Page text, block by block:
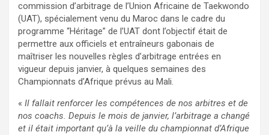
commission d’arbitrage de l’Union Africaine de Taekwondo
(UAT), spécialement venu du Maroc dans le cadre du
programme “Héritage” de l’UAT dont l’objectif était de
permettre aux officiels et entraîneurs gabonais de
maîtriser les nouvelles règles d’arbitrage entrées en
vigueur depuis janvier, à quelques semaines des
Championnats d’Afrique prévus au Mali.
« Il fallait renforcer les compétences de nos arbitres et de
nos coachs. Depuis le mois de janvier, l’arbitrage a changé
et il était important qu’à la veille du championnat d’Afrique